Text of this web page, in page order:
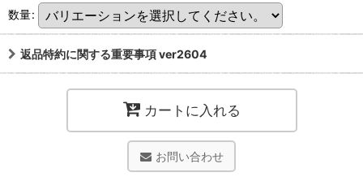
数量:
返品特約に関する重要事項 ver2604
カートに入れる
お問い合わせ